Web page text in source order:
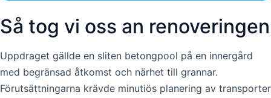
Så tog vi oss an renoveringen
Uppdraget gällde en sliten betongpool på en innergård
med begränsad åtkomst och närhet till grannar.
Förutsättningarna krävde minutiös planering av transporter